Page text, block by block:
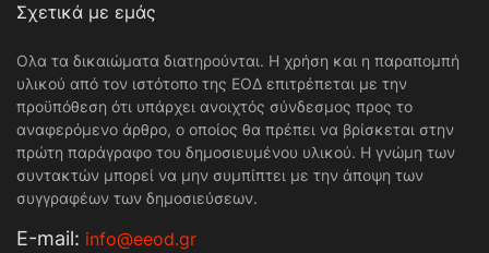
Σχετικά με εμάς
Ολα τα δικαιώματα διατηρούνται. Η χρήση και η παραπομπή
υλικού από τον ιστότοπο της ΕΟΔ επιτρέπεται με την
προϋπόθεση ότι υπάρχει ανοιχτός σύνδεσμος προς το
αναφερόμενο άρθρο, ο οποίος θα πρέπει να βρίσκεται στην
πρώτη παράγραφο του δημοσιευμένου υλικού. Η γνώμη των
συντακτών μπορεί να μην συμπίπτει με την άποψη των
συγγραφέων των δημοσιεύσεων.
Е-mail: info@eeod.gr